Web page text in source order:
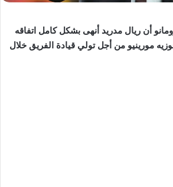
أن ريال مدريد أنهى بشكل كامل اتفاقه
مورينيو من أجل تولي قيادة الفريق خلال